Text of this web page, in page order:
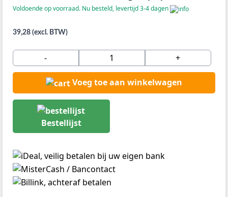
Voldoende op voorraad. Nu besteld, levertijd 3-4 dagen
39,28 (excl. BTW)
- +
Voeg toe aan winkelwagen
Bestellijst